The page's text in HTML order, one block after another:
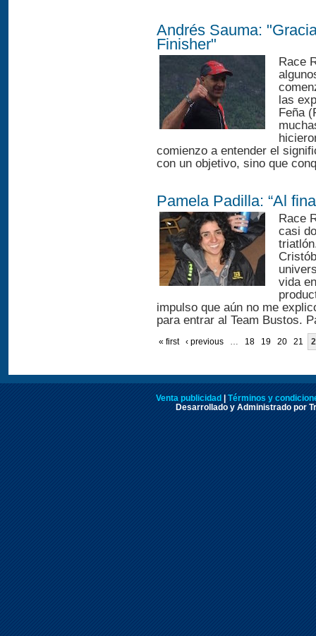
Andrés Sauma:
Finisher"
Race
las
Feña
comienzo a entender el
con un objetivo, sino que
Pamela Padilla: “Al
Race
casi
vida
impulso que aún no me
para entrar al Team Bustos.
« first ‹ previous … 18 19 20 21
Venta publicidad
Términos y
Desarrollado y Administrado por